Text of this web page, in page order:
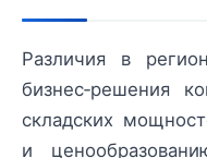
Различия в
бизнес‑решения
складских
и